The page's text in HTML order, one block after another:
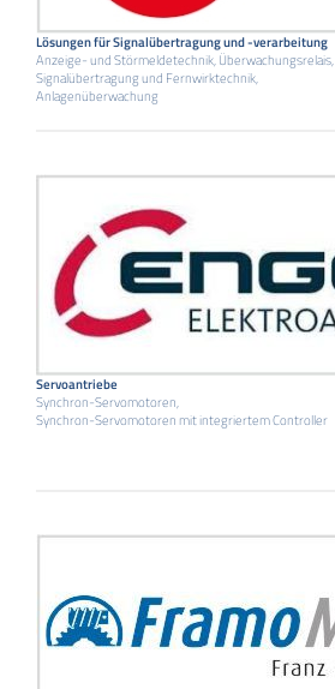
Lösungen für Signalübertragung und -verarbeitung
Anzeige- und Störmeldetechnik, Überwachungsrelais,
Signalübertragung und Fernwirktechnik,
Anlagenüberwachung
Servoantriebe
Synchron-Servomotoren,
Synchron-Servomotoren mit integriertem Controller